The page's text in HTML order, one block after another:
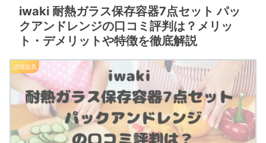
iwaki 耐熱ガラス保存容器7点セット パッ
クアンドレンジの口コミ評判は？メリッ
ト・デメリットや特徴を徹底解説
調理器具